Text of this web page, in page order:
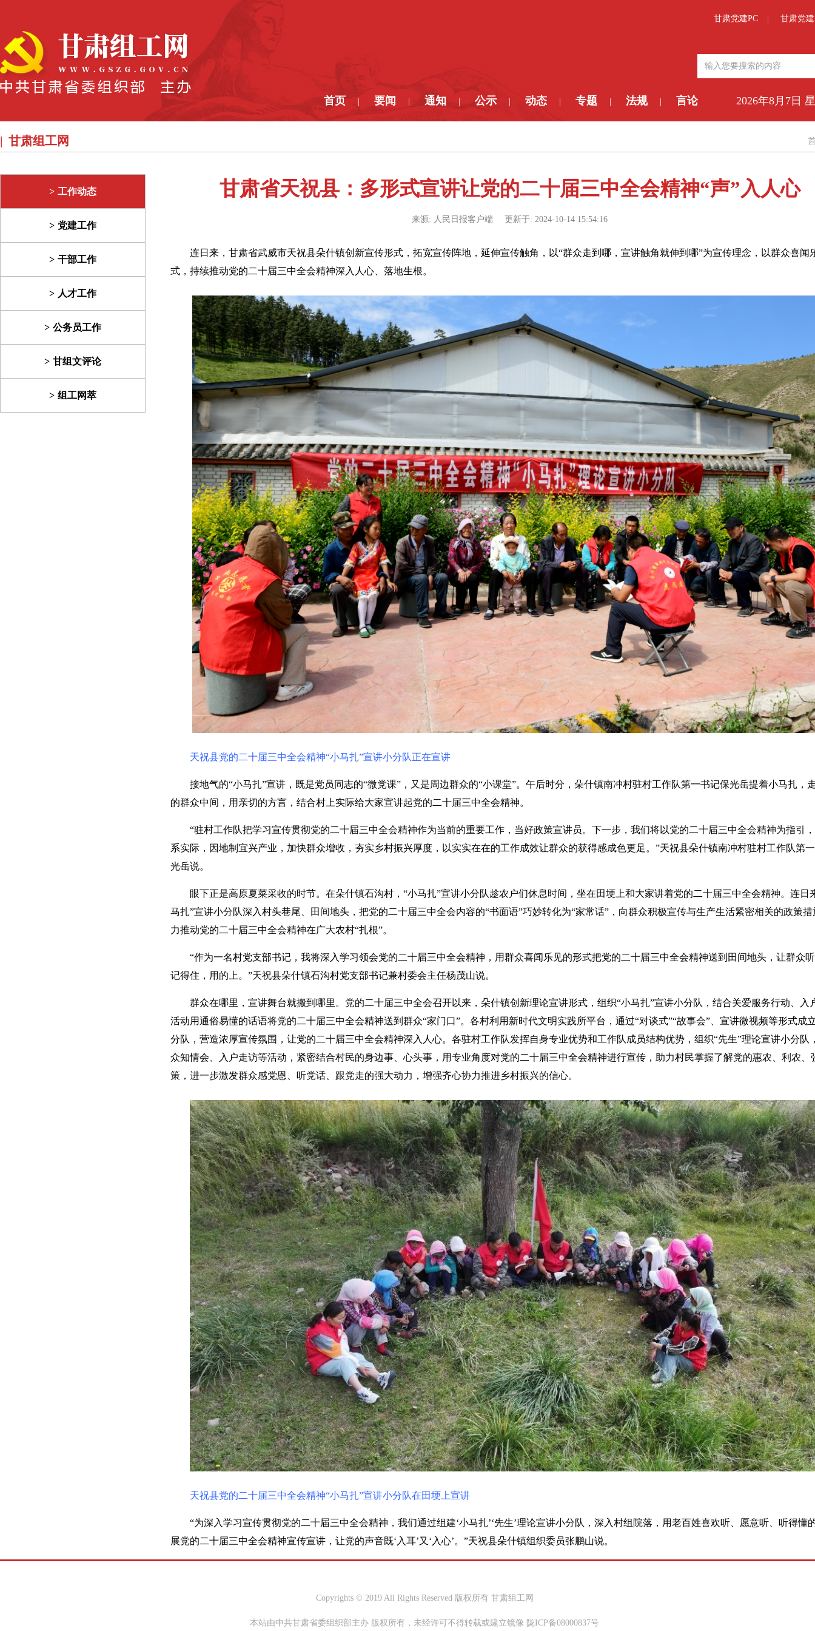
甘肃党建PC 甘肃党
首页 要闻 通知 公示 动态 专题 法规 言论 2026年8月7日
甘肃组工网
工作动态
党建工作
干部工作
人才工作
公务员工作
甘组文评论
组工网萃
甘肃省天祝县：多形式宣讲让党的二十届三中全会精神“声”入人心
来源: 人民日报客户端 更新于: 2024-10-14 15:54:16
连日来，甘肃省武威市天祝县朵什镇创新宣传形式，拓宽宣传阵地，延伸宣传触角，以“群众走到哪，宣讲触角就伸到哪”为宣传理念，以群众喜闻
式，持续推动党的二十届三中全会精神深入人心、落地生根。
天祝县党的二十届三中全会精神“小马扎”宣讲小分队正在宣讲
接地气的“小马扎”宣讲，既是党员同志的“微党课”，又是周边群众的“小课堂”。午后时分，朵什镇南冲村驻村工作队第一书记保光岳提着小马扎，
的群众中间，用亲切的方言，结合村上实际给大家宣讲起党的二十届三中全会精神。
“驻村工作队把学习宣传贯彻党的二十届三中全会精神作为当前的重要工作，当好政策宣讲员。下一步，我们将以党的二十届三中全会精神为指引
系实际，因地制宜兴产业，加快群众增收，夯实乡村振兴厚度，以实实在在的工作成效让群众的获得感成色更足。”天祝县朵什镇南冲村驻村工作队第
光岳说。
眼下正是高原夏菜采收的时节。在朵什镇石沟村，“小马扎”宣讲小分队趁农户们休息时间，坐在田埂上和大家讲着党的二十届三中全会精神。连日
马扎”宣讲小分队深入村头巷尾、田间地头，把党的二十届三中全会内容的“书面语”巧妙转化为“家常话”，向群众积极宣传与生产生活紧密相关的政策措
力推动党的二十届三中全会精神在广大农村“扎根”。
“作为一名村党支部书记，我将深入学习领会党的二十届三中全会精神，用群众喜闻乐见的形式把党的二十届三中全会精神送到田间地头，让群众
记得住，用的上。”天祝县朵什镇石沟村党支部书记兼村委会主任杨茂山说。
群众在哪里，宣讲舞台就搬到哪里。党的二十届三中全会召开以来，朵什镇创新理论宣讲形式，组织“小马扎”宣讲小分队，结合关爱服务行动、入
活动用通俗易懂的话语将党的二十届三中全会精神送到群众“家门口”。各村利用新时代文明实践所平台，通过“对谈式”“故事会”、宣讲微视频等形式成
分队，营造浓厚宣传氛围，让党的二十届三中全会精神深入人心。各驻村工作队发挥自身专业优势和工作队成员结构优势，组织“先生”理论宣讲小分队
众知情会、入户走访等活动，紧密结合村民的身边事、心头事，用专业角度对党的二十届三中全会精神进行宣传，助力村民掌握了解党的惠农、利农、
策，进一步激发群众感党恩、听党话、跟党走的强大动力，增强齐心协力推进乡村振兴的信心。
天祝县党的二十届三中全会精神“小马扎”宣讲小分队在田埂上宣讲
“为深入学习宣传贯彻党的二十届三中全会精神，我们通过组建‘小马扎’‘先生’理论宣讲小分队，深入村组院落，用老百姓喜欢听、愿意听、听得懂
展党的二十届三中全会精神宣传宣讲，让党的声音既‘入耳’又‘入心’。”天祝县朵什镇组织委员张鹏山说。
Copyrights © 2019 All Rights Reserved 版权所有 甘肃组工网
本站由中共甘肃省委组织部主办 版权所有，未经许可不得转载或建立镜像 陇ICP备08000837号